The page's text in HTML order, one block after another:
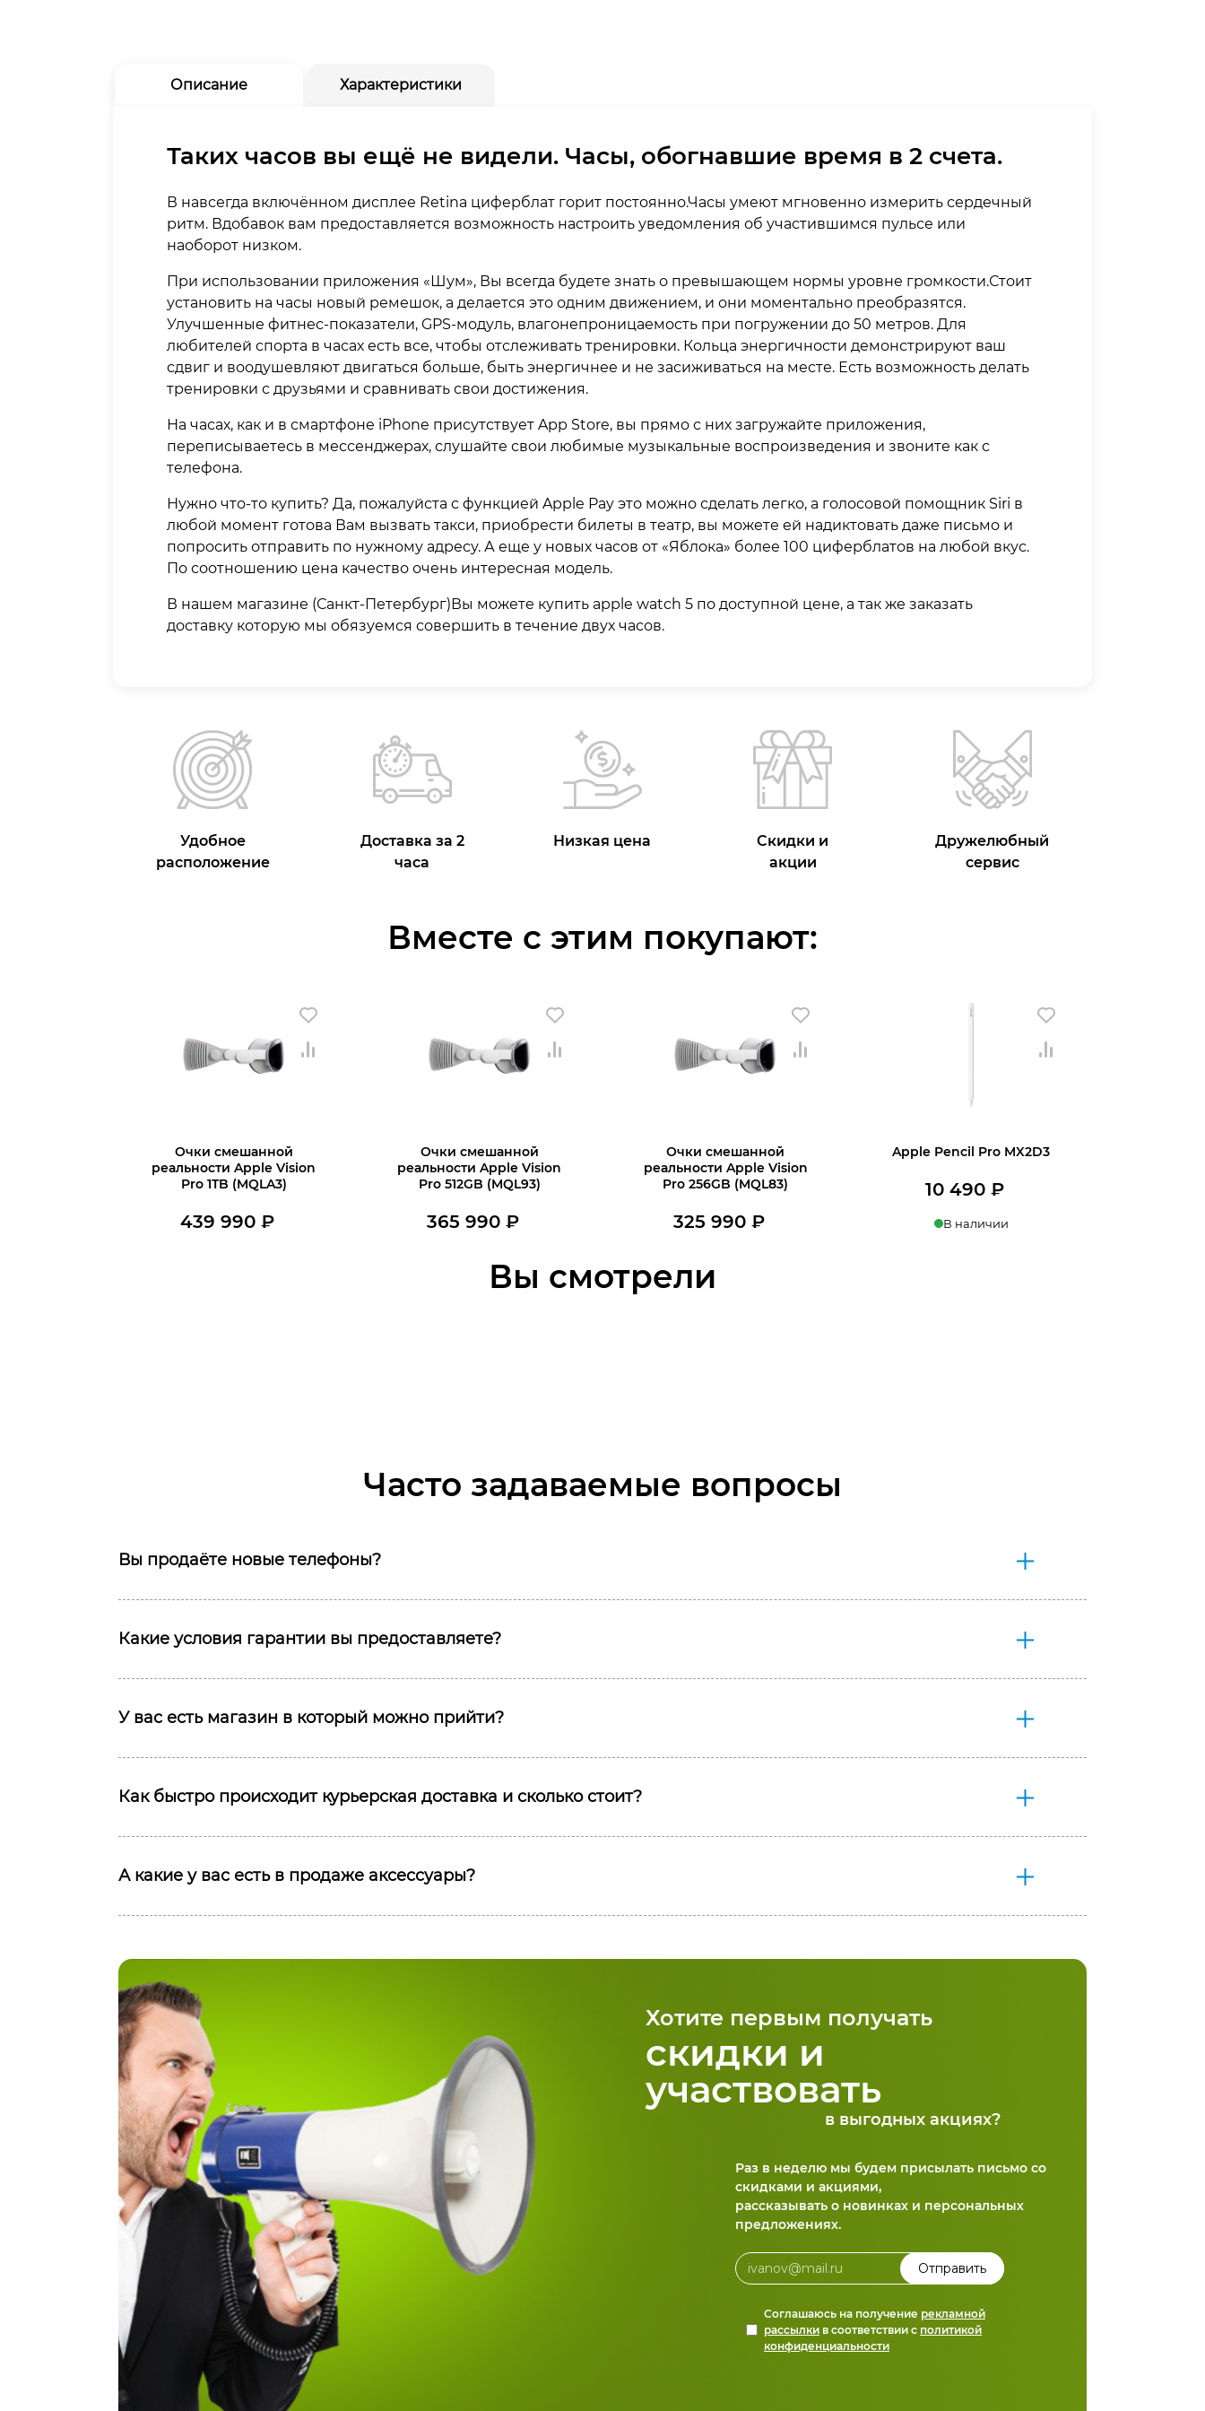
Описание Характеристики
Таких часов вы ещё не видели. Часы, обогнавшие время в 2 счета.
В навсегда включённом дисплее Retina циферблат горит постоянно.Часы умеют мгновенно измерить сердечный
ритм. Вдобавок вам предоставляется возможность настроить уведомления об участившимся пульсе или
наоборот низком.
При использовании приложения «Шум», Вы всегда будете знать о превышающем нормы уровне громкости.Стоит
установить на часы новый ремешок, а делается это одним движением, и они моментально преобразятся.
Улучшенные фитнес‐показатели, GPS‐модуль, влагонепроницаемость при погружении до 50 метров. Для
любителей спорта в часах есть все, чтобы отслеживать тренировки. Кольца энергичности демонстрируют ваш
сдвиг и воодушевляют двигаться больше, быть энергичнее и не засиживаться на месте. Есть возможность делать
тренировки с друзьями и сравнивать свои достижения.
На часах, как и в смартфоне iPhone присутствует App Store, вы прямо с них загружайте приложения,
переписываетесь в мессенджерах, слушайте свои любимые музыкальные воспроизведения и звоните как с
телефона.
Нужно что-то купить? Да, пожалуйста с функцией Apple Pay это можно сделать легко, а голосовой помощник Siri в
любой момент готова Вам вызвать такси, приобрести билеты в театр, вы можете ей надиктовать даже письмо и
попросить отправить по нужному адресу. А еще у новых часов от «Яблока» более 100 циферблатов на любой вкус.
По соотношению цена качество очень интересная модель.
В нашем магазине (Санкт-Петербург)Вы можете купить apple watch 5 по доступной цене, а так же заказать
доставку которую мы обязуемся совершить в течение двух часов.
Удобное
расположение
Доставка за 2
часа
Низкая цена
Скидки и
акции
Дружелюбный
сервис
Вместе с этим покупают:
Очки смешанной
реальности Apple Vision
Pro 1TB (MQLA3)
439 990 ₽
Очки смешанной
реальности Apple Vision
Pro 512GB (MQL93)
365 990 ₽
Купить в 1 клик
Очки смешанной
реальности Apple Vision
Pro 256GB (MQL83)
325 990 ₽
Apple Pencil Pro MX2D3
10 490 ₽
В наличии
Вы смотрели
Часто задаваемые вопросы
Вы продаёте новые телефоны?
Какие условия гарантии вы предоставляете?
У вас есть магазин в который можно прийти?
Как быстро происходит курьерская доставка и сколько стоит?
А какие у вас есть в продаже аксессуары?
Хотите первым получать
скидки и
участвовать
в выгодных акциях?
Раз в неделю мы будем присылать письмо со
скидками и акциями,
рассказывать о новинках и персональных
предложениях.
Соглашаюсь на получение рекламной
рассылки в соответствии с политикой
конфиденциальности